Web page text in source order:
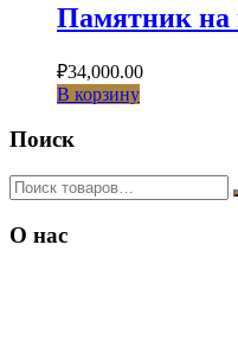
Памятник на
₽34,000.00
В корзину
Поиск
О нас